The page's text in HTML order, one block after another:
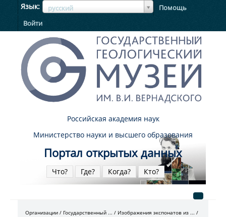
Язык русский
ЯзыкЯзык
Помощь
Войти
Российская академия наук
Министерство науки и высшего образования
Портал открытых данных
Что? Где? Когда? Кто?
Организации Государственный ...
Изображения экспонатов из ...